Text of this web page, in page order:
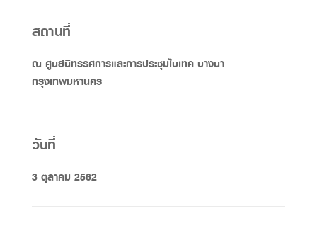
สถานที่
ณ ศูนย์นิทรรศการและการประชุมไบเทค บางนา
กรุงเทพมหานคร
วันที่
3 ตุลาคม 2562